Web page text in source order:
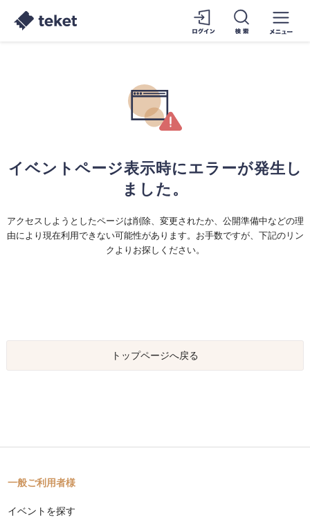
イベントページ表示時にエラーが発生し
ました。
アクセスしようとしたページは削除、変更されたか、公開準備中などの理
由により現在利用できない可能性があります。お手数ですが、下記のリン
クよりお探しください。
トップページへ戻る
一般ご利用者様
イベントを探す